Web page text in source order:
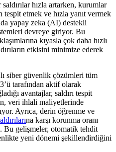
hızla artarken, kurumlar
etmek ve hızla yanıt vermek
yapay zeka (AI) destekli
devreye giriyor. Bu
kıyasla çok daha hızlı
etkisini minimize ederek
siber güvenlik çözümleri tüm
tarafından aktif olarak
avantajlar, saldırı tespit
veri ihlali maliyetlerinde
Ayrıca, derin öğrenme ve
na karşı korunma oranı
Bu gelişmeler, otomatik tehdit
yeni dönemi şekillendirdiğini